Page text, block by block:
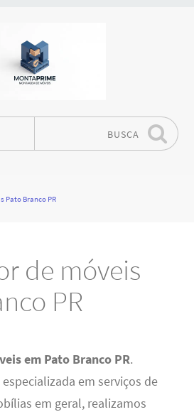
BUSCA
Pato Branco PR
de móveis
PR
em Pato Branco PR.
em serviços de
em geral, realizamos